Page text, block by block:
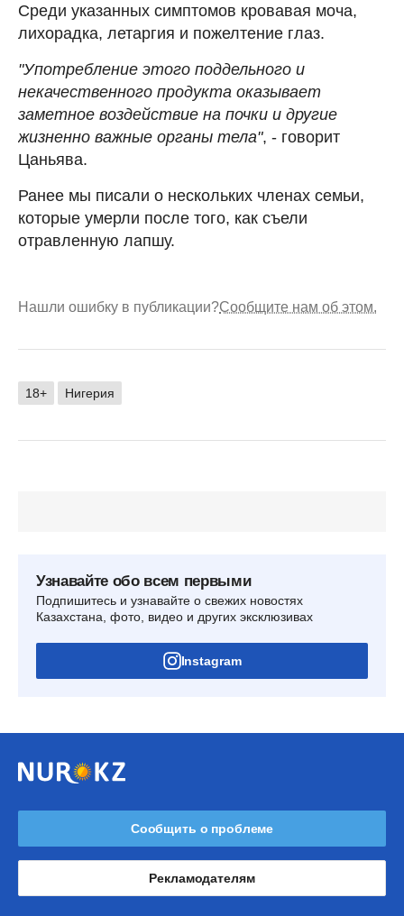
Среди указанных симптомов кровавая моча,
лихорадка, летаргия и пожелтение глаз.
"Употребление этого поддельного и
некачественного продукта оказывает
заметное воздействие на почки и другие
жизненно важные органы тела", - говорит
Цаньява.
Ранее мы писали о нескольких членах семьи,
которые умерли после того, как съели
отравленную лапшу.
Нашли ошибку в публикации?Сообщите нам об этом.
18+ Нигерия
Узнавайте обо всем первыми
Подпишитесь и узнавайте о свежих новостях
Казахстана, фото, видео и других эксклюзивах
Instagram
Сообщить о проблеме
Рекламодателям